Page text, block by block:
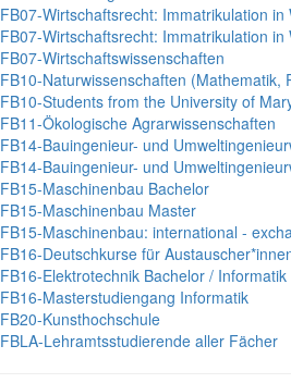
FB07-Wirtschaftsrecht: Immatrikulation
FB07-Wirtschaftsrecht: Immatrikulation in
FB07-Wirtschaftswissenschaften
FB10-Naturwissenschaften
FB10-Students from the University of
FB11-Ökologische Agrarwissenschaften
FB14-Bauingenieur- und
FB14-Bauingenieur- und
FB15-Maschinenbau Bachelor
FB15-Maschinenbau Master
FB15-Maschinenbau: international -
FB16-Deutschkurse für
FB16-Elektrotechnik Bachelor /
FB16-Masterstudiengang Informatik
FB20-Kunsthochschule
FBLA-Lehramtsstudierende aller Fächer